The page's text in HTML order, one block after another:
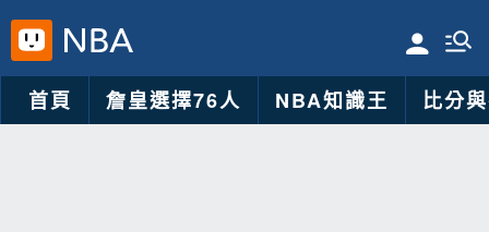
首頁 詹皇選擇76人 NBA知識王 比分